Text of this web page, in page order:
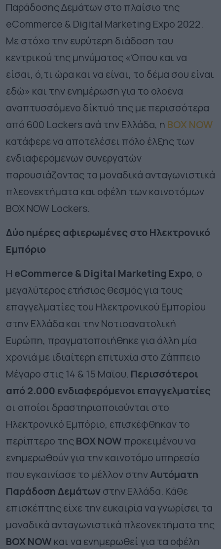
Παράδοσης Δεμάτων στο πλαίσιο της
eCommerce & Digital Marketing Expo 2022.
Με στόχο την ευρύτερη διάδοση του
κεντρικού της μηνύματος «Όπου και να
είσαι, ό,τι ώρα και να είναι, το δέμα σου είναι
εδώ» και την ενημέρωση για το ολοένα
αναπτυσσόμενο δίκτυό της με περισσότερα
από 600 Lockers ανά την Ελλάδα, η BOX NOW
κατάφερε να αποτελέσει πόλο έλξης των
ενδιαφερόμενων συνεργατών
παρουσιάζοντας τα μοναδικά ανταγωνιστικά
πλεονεκτήματα και οφέλη των καινοτόμων
BOX NOW Lockers.
Δύο ημέρες αφιερωμένες στο Ηλεκτρονικό
Εμπόριο
H eCommerce & Digital Marketing Expo, ο
μεγαλύτερος ετήσιος θεσμός για τους
επαγγελματίες του Ηλεκτρονικού Εμπορίου
στην Ελλάδα και την Νοτιοανατολική
Ευρώπη, πραγματοποιήθηκε για άλλη μία
χρονιά με ιδιαίτερη επιτυχία στο Ζάππειο
Μέγαρο στις 14 & 15 Μαϊου. Περισσότεροι
από 2.000 ενδιαφερόμενοι επαγγελματίες
οι οποίοι δραστηριοποιούνται στο
Ηλεκτρονικό Εμπόριο, επισκέφθηκαν το
περίπτερο τηςBOXNOW προκειμένου να
ενημερωθούν για την καινοτόμο υπηρεσία
που εγκαινίασε το μέλλον στηνΑυτόματη
ΠαράδοσηΔεμάτωνστην Ελλάδα. Κάθε
επισκέπτης είχε την ευκαιρία να γνωρίσει τα
μοναδικά ανταγωνιστικά πλεονεκτήματα της
BOX NOW και να ενημερωθεί για τα οφέλη